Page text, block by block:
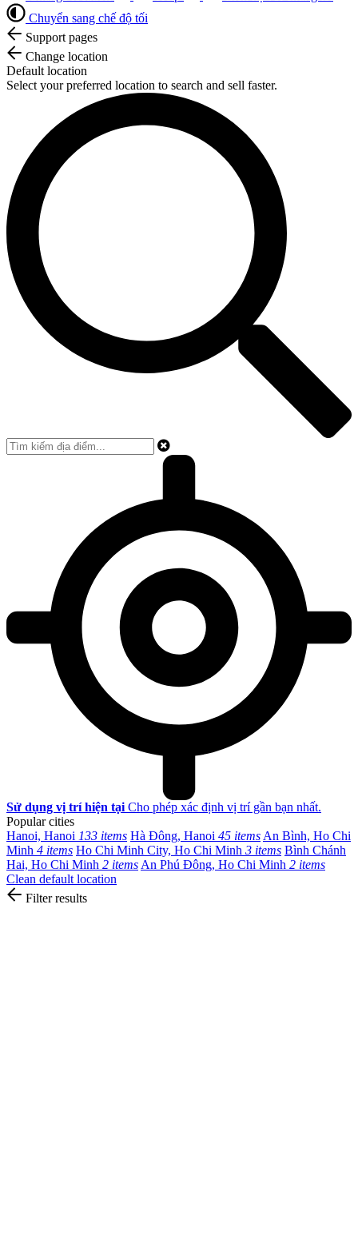
Chuyển sang chế độ tối
Support pages
Change location
Default location
Select your preferred location to search and sell faster.
Sử dụng vị trí hiện tại Cho phép xác định vị trí gần bạn nhất.
Popular cities
Hanoi, Hanoi 133 items Hà Đông, Hanoi 45 items An Bình, Ho Chi
Minh 4 items Ho Chi Minh City, Ho Chi Minh 3 items Bình Chánh
Hai, Ho Chi Minh 2 items An Phú Đông, Ho Chi Minh 2 items
Clean default location
Filter results